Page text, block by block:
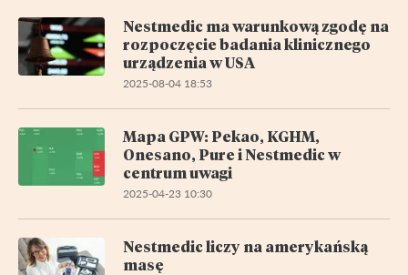
Nestmedic ma warunkową zgodę na
rozpoczęcie badania klinicznego
urządzenia w USA
2025-08-04 18:53
Mapa GPW: Pekao, KGHM,
Onesano, Pure i Nestmedic w
centrum uwagi
2025-04-23 10:30
Nestmedic liczy na amerykańską
masę